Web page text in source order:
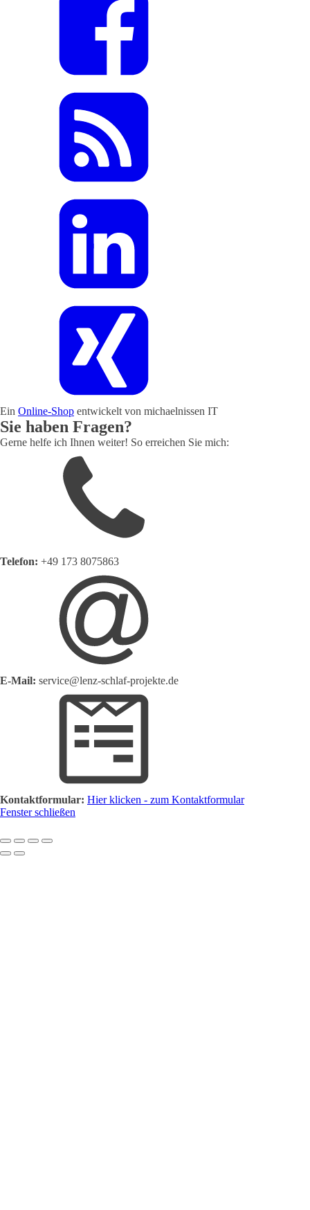
Ein Online-Shop entwickelt von michaelnissen IT
Sie haben Fragen?
Gerne helfe ich Ihnen weiter! So erreichen Sie mich:
Telefon: +49 173 8075863
E-Mail: service@lenz-schlaf-projekte.de
Kontaktformular: Hier klicken - zum Kontaktformular
Fenster schließen